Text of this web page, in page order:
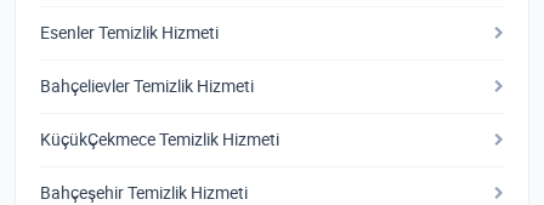
Esenler Temizlik Hizmeti
Bahçelievler Temizlik Hizmeti
KüçükÇekmece Temizlik Hizmeti
Bahçeşehir Temizlik Hizmeti